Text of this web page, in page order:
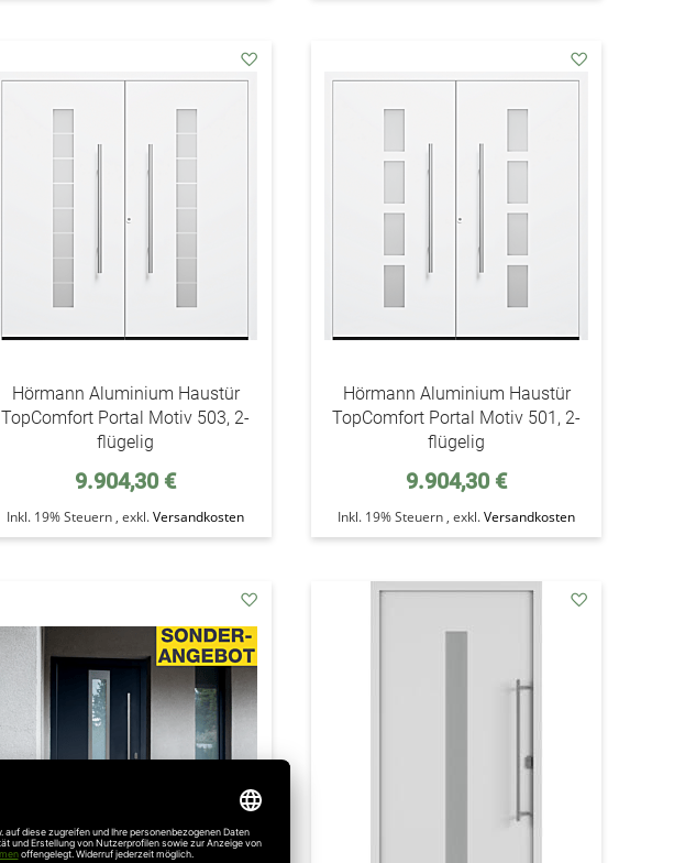
addAuf
Hörmann Aluminium Haustür
TopComfort Portal Motiv 503, 2-
flügelig
9.904,30 €
Inkl. 19% Steuern ,exkl.Versandkosten
addAuf
Hörmann Aluminium Haustür
TopComfort Portal Motiv 501, 2-
flügelig
9.904,30 €
Inkl. 19% Steuern ,exkl.Versandkosten
addAuf
den
Wunschzettel